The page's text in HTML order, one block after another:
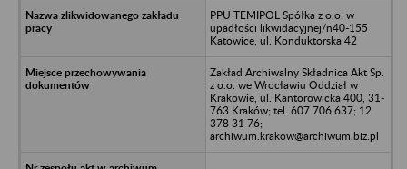
PPU TEMIPOL Spółka z o.o. w
upadłości likwidacyjnej/n40-155
Katowice, ul. Konduktorska 42
Zakład Archiwalny Składnica Akt Sp.
z o.o. we Wrocławiu Oddział w
Krakowie, ul. Kantorowicka 400, 31-
763 Kraków; tel. 607 706 637; 12
378 31 76;
archiwum.krakow@archiwum.biz.pl